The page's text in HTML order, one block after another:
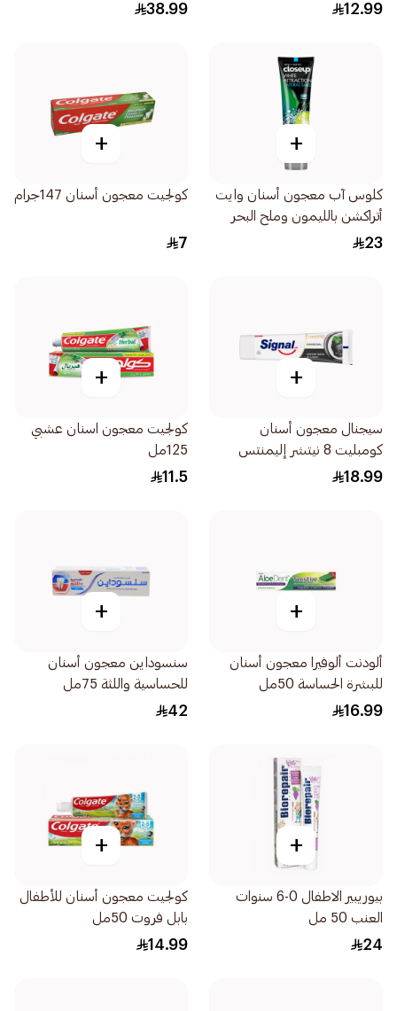
12.99
38.99
+
كلوس آب معجون أسنان وايت
أتراكشن بالليمون وملح البحر
75مل
23
+
كولجيت معجون أسنان 147جرام
7
+
سيجنال معجون أسنان
كومبليت 8 نيتشر إليمنتس
بالفحم 75مل
18.99
+
كولجيت معجون اسنان عشبي
125مل
11.5
+
ألودنت ألوفيرا معجون أسنان
للبشرة الحساسة 50مل
16.99
+
سنسوداين معجون أسنان
للحساسية واللثة 75مل
42
+
بيوريبير الاطفال 0-6 سنوات
العنب 50 مل
24
+
كولجيت معجون أسنان للأطفال
بابل فروت 50مل
14.99